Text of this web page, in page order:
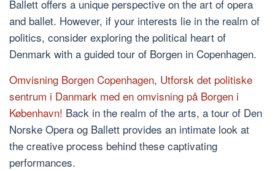
Ballett offers a unique perspective on the art of opera
and ballet. However, if your interests lie in the realm of
politics, consider exploring the political heart of
Denmark with a guided tour of Borgen in Copenhagen.
Omvisning Borgen Copenhagen, Utforsk det politiske
sentrum i Danmark med en omvisning på Borgen i
København! Back in the realm of the arts, a tour of Den
Norske Opera og Ballett provides an intimate look at
the creative process behind these captivating
performances.